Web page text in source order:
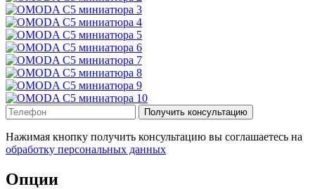
Получить консультацию
Нажимая кнопку получить консультацию вы соглашаетесь на
обработку персональных данных
Опции